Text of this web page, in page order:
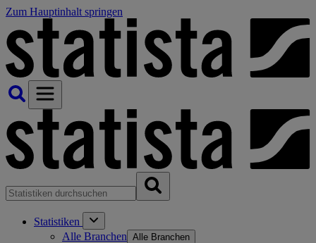
Zum Hauptinhalt springen
Statistiken
Alle Branchen Alle Branchen